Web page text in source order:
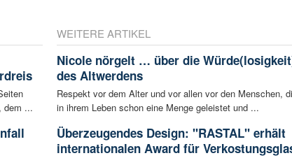
dem ...
WEITERE ARTIKEL
Nicole nörgelt … über die
des Altwerdens
Respekt vor dem Alter und vor allen vor den Menschen,
in ihrem Leben schon eine Menge geleistet und ...
Überzeugendes Design: "RASTAL" erhält
internationalen Award für